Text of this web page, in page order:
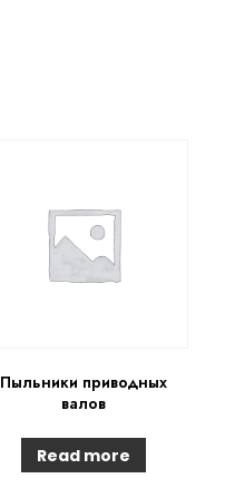
Пыльники приводных
валов
Read more